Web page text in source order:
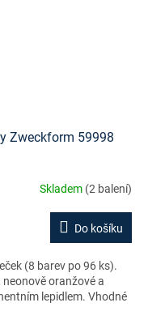
Zweckform 59998
Skladem (2 balení)
Do košíku
(8 barev po 96 ks).
neonově oranžové a
lepidlem. Vhodné